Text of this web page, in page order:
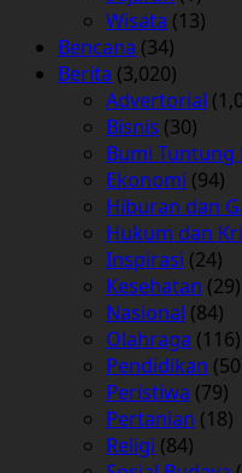
Wisata (13)
Bencana (34)
Berita (3,020)
Advertorial
Bisnis (30)
Bumi Tuntung
Ekonomi (94)
Hiburan dan
Hukum dan
Inspirasi (24)
Kesehatan (29)
Nasional (84)
Olahraga (116)
Pendidikan
Peristiwa (79)
Pertanian (18)
Religi (84)